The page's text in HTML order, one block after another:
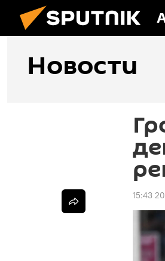
Новости
15:43